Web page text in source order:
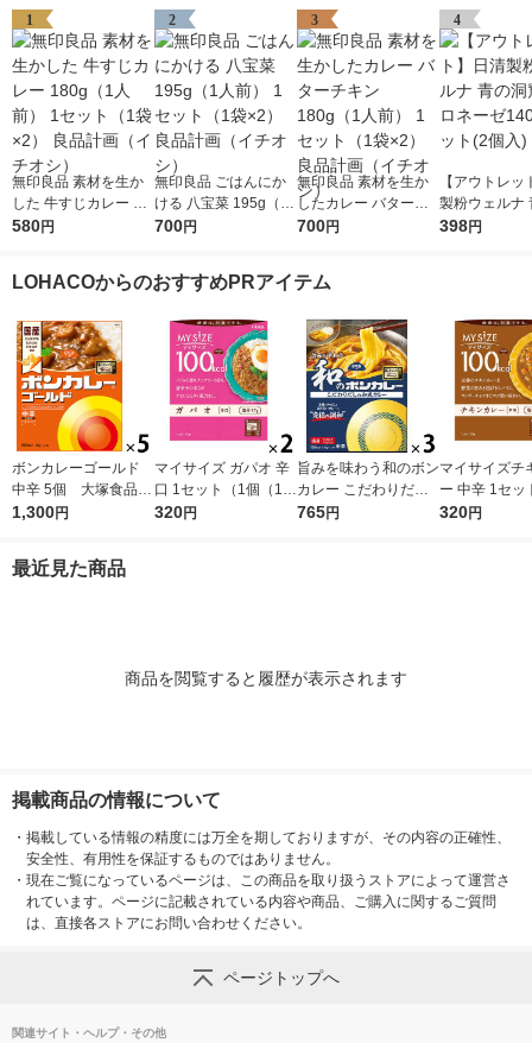
1
無印良品 素材を生か
した 牛すじカレー 18
0g（1人前） 1セット
580円
2
無印良品 ごはんにか
ける 八宝菜 195g（1
人前） 1セット（1袋×
700円
3
無印良品 素材を生か
したカレー バターチ
キン 180g（1人前） 1
700円
4
【アウトレッ
製粉ウェルナ
窟 ボロネー
398円
LOHACOからのおすすめPRアイテム
ボンカレーゴールド
中辛 5個 大塚食品
レンジ対応
1,300円
マイサイズ ガパオ 辛
口 1セット（1個（10
0g）×2） 100kcal
320円
旨みを味わう和のボン
カレー こだわりだし
の和風カレー 中辛
765円
マイサイズチ
ー 中辛 1セッ
（100g）×2
320円
最近見た商品
商品を閲覧すると履歴が表示されます
掲載商品の情報について
・ 掲載している情報の精度には万全を期しておりますが、その内容の正確性、
安全性、有用性を保証するものではありません。
・ 現在ご覧になっているページは、この商品を取り扱うストアによって運営さ
れています。ページに記載されている内容や商品、ご購入に関するご質問
は、直接各ストアにお問い合わせください。
ページトップへ
関連サイト・ヘルプ・その他